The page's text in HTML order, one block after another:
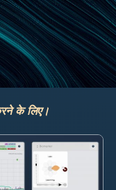
के लिए।